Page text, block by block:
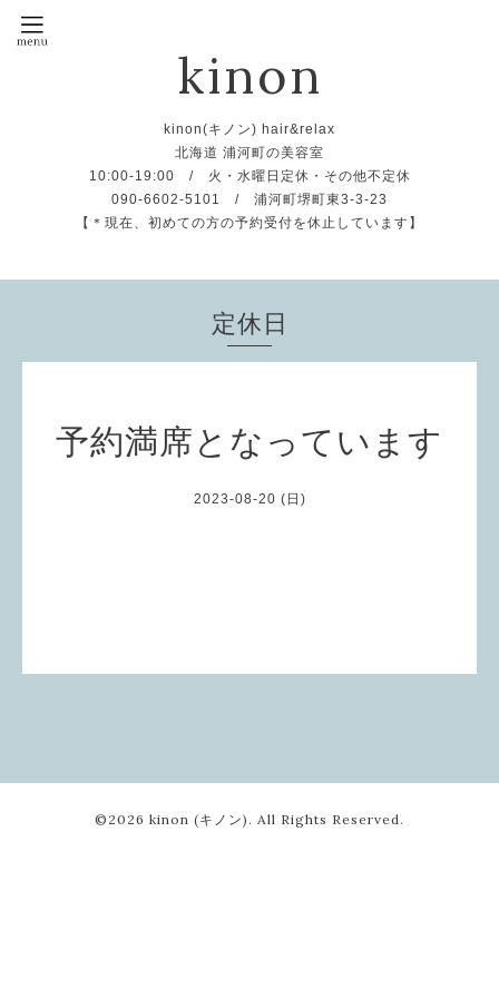
kinon
kinon(キノン) hair&relax
北海道 浦河町の美容室
10:00-19:00 / 火・水曜日定休・その他不定休
090-6602-5101 / 浦河町堺町東3-3-23
【＊現在、初めての方の予約受付を休止しています】
定休日
予約満席となっています
2023-08-20 (日)
©2026 kinon (キノン) . All Rights Reserved.